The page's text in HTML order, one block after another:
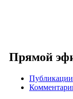
Прямой
Публикации